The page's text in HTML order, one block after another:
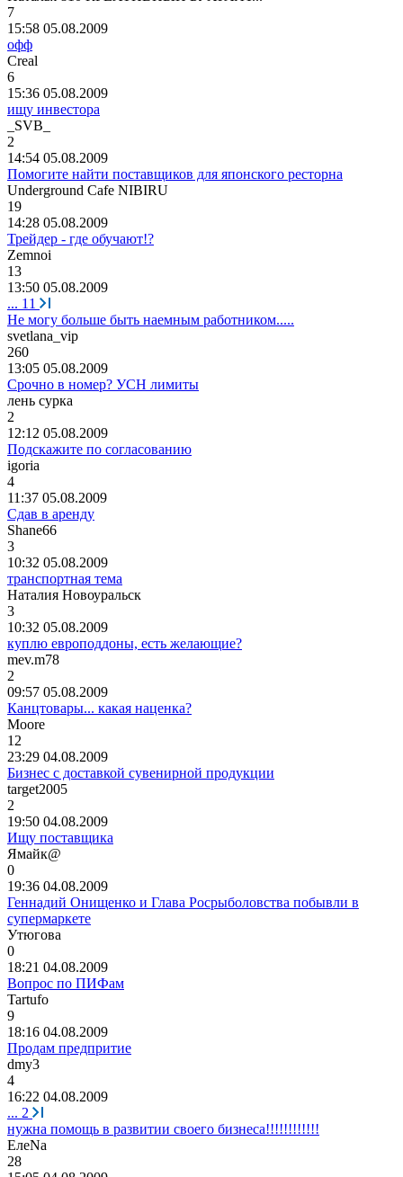
7
15:58 05.08.2009
офф
Creal
6
15:36 05.08.2009
ищу инвестора
_SVB_
2
14:54 05.08.2009
Помогите найти поставщиков для японского ресторна
Underground Cafe NIBIRU
19
14:28 05.08.2009
Трейдер - где обучают!?
Zemnoi
13
13:50 05.08.2009
... 11
Не могу больше быть наемным работником.....
svetlana_vip
260
13:05 05.08.2009
Срочно в номер? УСН лимиты
лень сурка
2
12:12 05.08.2009
Подскажите по согласованию
igoria
4
11:37 05.08.2009
Сдав в аренду
Shane66
3
10:32 05.08.2009
транспортная тема
Наталия Новоуральск
3
10:32 05.08.2009
куплю европоддоны, есть желающие?
mev.m78
2
09:57 05.08.2009
Канцтовары... какая наценка?
Moore
12
23:29 04.08.2009
Бизнес с доставкой сувенирной продукции
target2005
2
19:50 04.08.2009
Ищу поставщика
Ямайк@
0
19:36 04.08.2009
Геннадий Онищенко и Глава Росрыболовства побывли в
супермаркете
Утюгова
0
18:21 04.08.2009
Вопрос по ПИФам
Tartufo
9
18:16 04.08.2009
Продам предпритие
dmy3
4
16:22 04.08.2009
... 2
нужна помощь в развитии своего бизнеса!!!!!!!!!!!!
ЕлеNa
28